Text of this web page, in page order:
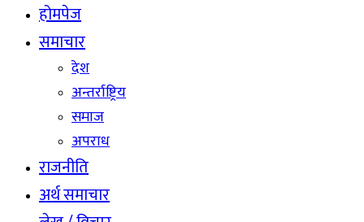
होमपेज
समाचार
देश
अन्तर्राष्ट्रिय
समाज
अपराध
राजनीति
अर्थ समाचार